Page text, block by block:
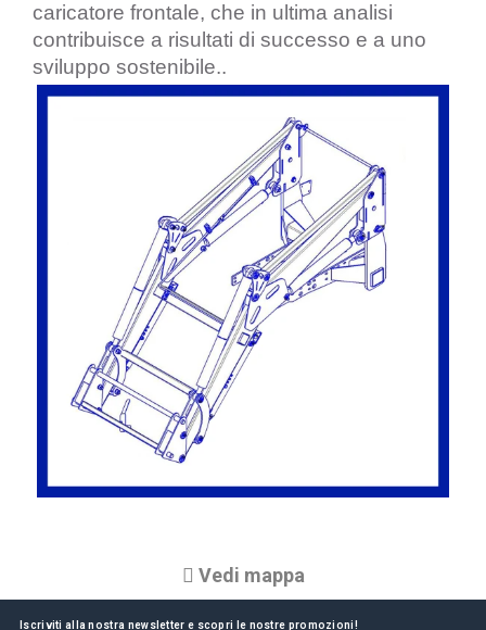
caricatore frontale, che in ultima analisi
contribuisce a risultati di successo e a uno
sviluppo sostenibile..
Vedi mappa
Iscriviti alla nostra newsletter e scopri le nostre promozioni!